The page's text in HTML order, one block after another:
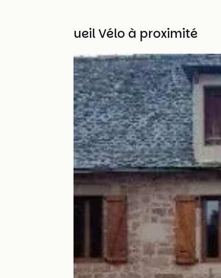
Autres Accueil Vélo à proximité